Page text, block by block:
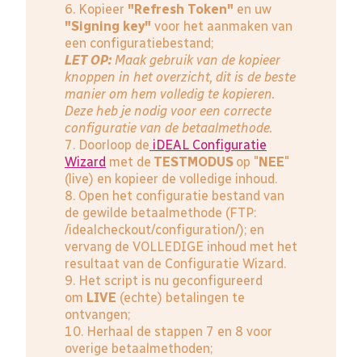
6. Kopieer "Refresh Token" en uw
"Signing key" voor het aanmaken van
een configuratiebestand;
LET OP: Maak gebruik van de kopieer
knoppen in het overzicht, dit is de beste
manier om hem volledig te kopieren.
Deze heb je nodig voor een correcte
configuratie van de betaalmethode.
7. Doorloop de iDEAL Configuratie
Wizard met de TESTMODUS op "NEE"
(live) en kopieer de volledige inhoud.
8. Open het configuratie bestand van
de gewilde betaalmethode (FTP:
/idealcheckout/configuration/); en
vervang de VOLLEDIGE inhoud met het
resultaat van de Configuratie Wizard.
9. Het script is nu geconfigureerd
om LIVE (echte) betalingen te
ontvangen;
10. Herhaal de stappen 7 en 8 voor
overige betaalmethoden;